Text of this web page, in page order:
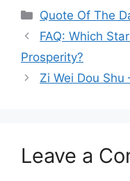
Categories
Quote Of The
FAQ: Which
Prosperity?
Zi Wei Dou Shu
Leave a